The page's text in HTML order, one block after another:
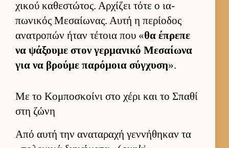
χικού καθεστώτος. Αρ­χίζει τότε ο ια­
πωνικός Μεσαί­ωνας. Αυτή η περίοδος
ανατροπών ήταν τέτοια που «θα έπρεπε
να ψάξουμε στον γερ­μανικό Μεσαί­ωνα
για να βρούμε παρόμοια σύγ­χυση».
Με το Κομποσκοίνι στο χέρι και το Σπαθί
στη ζώνη
Από αυτή την αναταραχή γεν­νήθηκαν τα